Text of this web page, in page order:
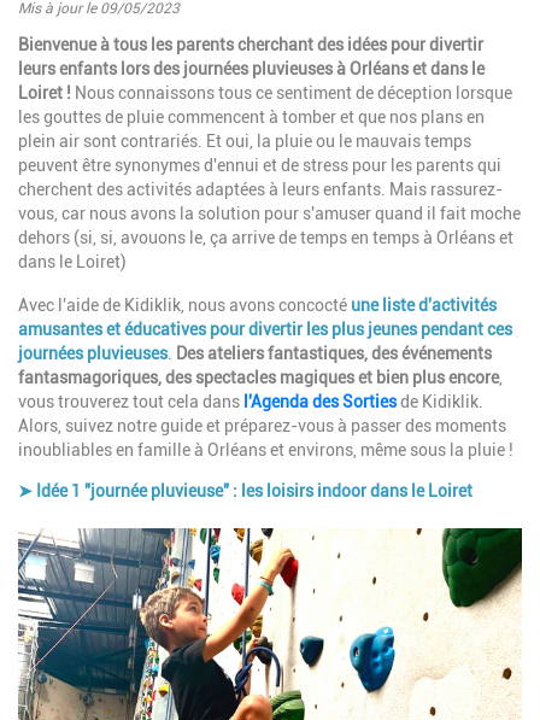
Mis à jour le 09/05/2023
Introduction
Bienvenue à tous les parents cherchant des idées pour divertir
leurs enfants lors des journées pluvieuses à Orléans et dans le
Loiret ! Nous connaissons tous ce sentiment de déception lorsque
les gouttes de pluie commencent à tomber et que nos plans en
plein air sont contrariés. Et oui, la pluie ou le mauvais temps
peuvent être synonymes d'ennui et de stress pour les parents qui
cherchent des activités adaptées à leurs enfants. Mais rassurez-
vous, car nous avons la solution pour s'amuser quand il fait moche
dehors (si, si, avouons le, ça arrive de temps en temps à Orléans et
dans le Loiret)
Avec l'aide de Kidiklik, nous avons concocté une liste d'activités
amusantes et éducatives pour divertir les plus jeunes pendant ces
journées pluvieuses. Des ateliers fantastiques, des événements
fantasmagoriques, des spectacles magiques et bien plus encore,
vous trouverez tout cela dans l'Agenda des Sortiesde Kidiklik.
Alors, suivez notre guide et préparez-vous à passer des moments
inoubliables en famille à Orléans et environs, même sous la pluie !
Paragraphes
➤ Idée 1 "journée pluvieuse" : les loisirs indoor dans le Loiret
Image